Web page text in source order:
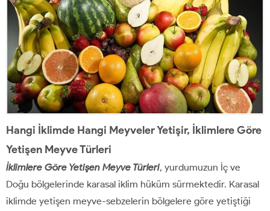
Hangi İklimde Hangi Meyveler Yetişir, İklimlere Göre
Yetişen Meyve Türleri
İklimlere Göre Yetişen Meyve Türleri, yurdumuzun İç ve
Doğu bölgelerinde karasal iklim hüküm sürmektedir. Karasal
iklimde yetişen meyve-sebzelerin bölgelere göre yetiştiği